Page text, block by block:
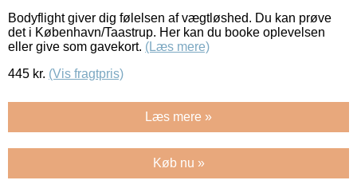
Bodyflight giver dig følelsen af vægtløshed. Du kan prøve
det i København/Taastrup. Her kan du booke oplevelsen
eller give som gavekort. (Læs mere)
445 kr. (Vis fragtpris)
Læs mere »
Køb nu »